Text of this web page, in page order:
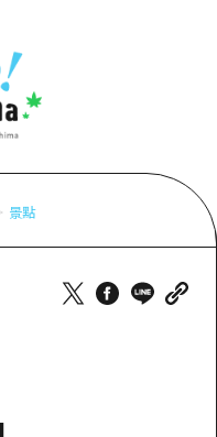
藝術
超值遊覽門票
行李寄存及運送
景點